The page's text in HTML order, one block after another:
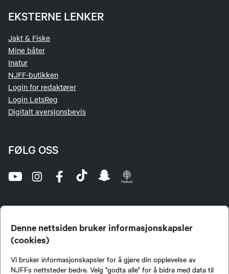
Denne nettsiden bruker informasjonskapsler
(cookies)
Vi bruker informasjonskapsler for å gjøre din opplevelse av
NJFFs nettsteder bedre. Velg "godta alle" for å bidra med data til
EKSTERNE LENKER
Jakt & Fiske
Mine båter
Inatur
NJFF-butikken
Login for redaktører
Login LetsReg
Digitalt aversjonsbevis
FØLG OSS
jegere og sportsfiskere og et av de viktigste miljøene for formidling av kunnskap om jakt og
fiske i Norge. Vi er en partipolitisk nøytral organisasjon, men har et sterkt jakt-, fiske-, og